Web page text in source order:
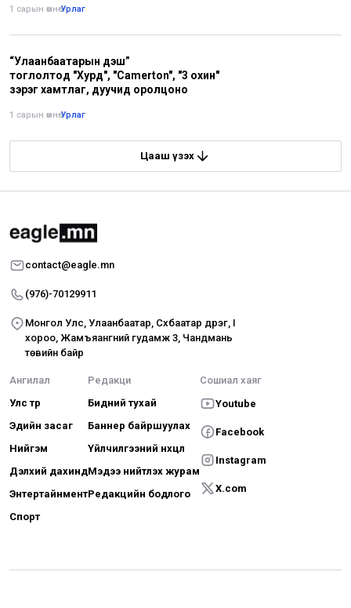
1 сарын өмнө•Урлаг
“Улаанбаатарын үдэш”
тоглолтод "Хурд", "Camerton", "3 охин"
зэрэг хамтлаг, дуучид оролцоно
1 сарын өмнө•Урлаг
Цааш үзэх
contact@eagle.mn
(976)-70129911
Монгол Улс, Улаанбаатар, Сүхбаатар дүүрэг, I
хороо, Жамъяангүний гудамж 3, Чандмань
төвийн байр
Ангилал
Улс төр
Эдийн засаг
Нийгэм
Дэлхий дахинд
Энтертайнмент
Спорт
Редакци
Бидний тухай
Баннер байршуулах
Үйлчилгээний нөхцөл
Мэдээ нийтлэх журам
Редакцийн бодлого
Сошиал хаяг
Youtube
Facebook
Instagram
X.com